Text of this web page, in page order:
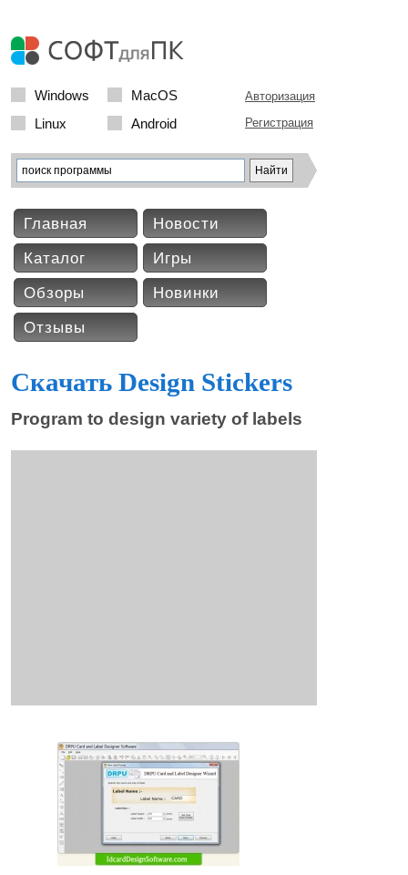
Windows
MacOS
Linux
Android
Авторизация
Регистрация
Главная
Новости
Каталог
Игры
Обзоры
Новинки
Отзывы
Скачать Design Stickers
Program to design variety of labels